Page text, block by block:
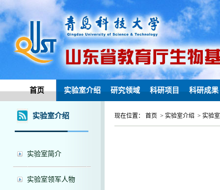
首页 实验室介绍 研究领域 科研项目 科研成果
实验室介绍
实验室简介
实验室领军人物
现在位置： 首页 > 实验室介绍 > 实验